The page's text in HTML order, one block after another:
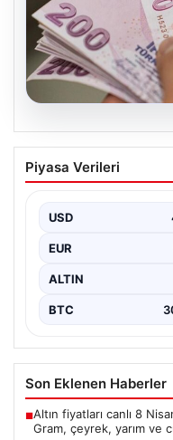
05.08.2026
Bayram
2026 Kurban
Piyasa Verileri
USD
EUR
ALTIN
BTC
Son Eklenen Haberler
■Altın fiyatları canlı 8
Gram, çeyrek, yarım ve